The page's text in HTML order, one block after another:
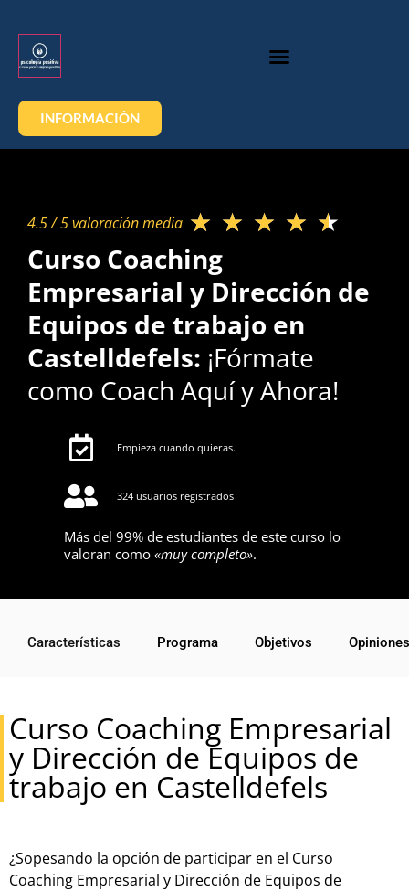
INFORMACIÓN
4.5 / 5 valoración media​ ★ ★ ★ ★ ★
Curso Coaching
Empresarial y Dirección de
Equipos de trabajo en
Castelldefels: ¡Fórmate
como Coach Aquí y Ahora!
Empieza cuando quieras.
324 usuarios registrados
Más del 99% de estudiantes de este curso lo
valoran como «muy completo».
Características Programa Objetivos Opiniones
Curso Coaching Empresarial
y Dirección de Equipos de
trabajo en Castelldefels
¿Sopesando la opción de participar en el Curso
Coaching Empresarial y Dirección de Equipos de